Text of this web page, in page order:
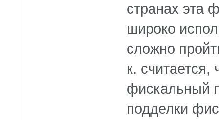
странах эта
широко
сложно
к.
фискальный
подделки